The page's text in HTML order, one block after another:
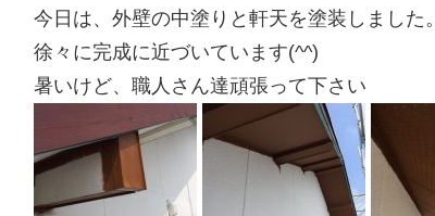
今日は、外壁の中塗りと軒天を塗装しました。
徐々に完成に近づいています(^^)
暑いけど、職人さん達頑張って下さい